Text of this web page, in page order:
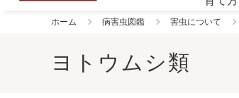
ホーム 病害虫図鑑 害虫について
ヨトウムシ類